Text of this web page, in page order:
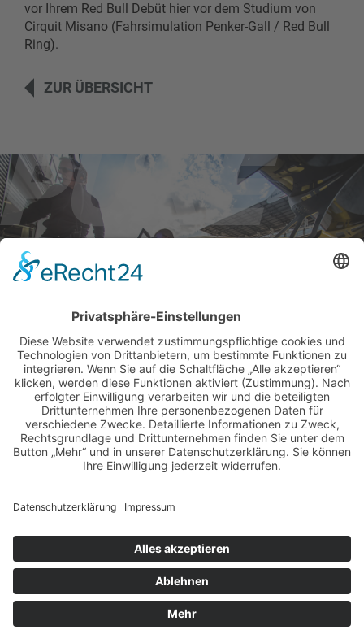
vor Ihrem Red Bull Debüt hier vor dem Studium von
Cirquit Misano (Fahrsimulation Penker-Gall / Red Bull
Ring).
ZUR ÜBERSICHT
BILDER & VIDEOS
ALLE NEWS PER E-MAIL
Impressum Datenschutz